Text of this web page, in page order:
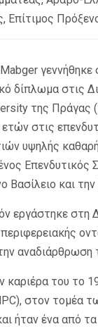
Επίτιμος
γεννήθηκε
δίπλωμα στις
της Πράγας
στις
υψηλής
Επενδυτικός
Βασίλειο και την
εργάστηκε στη
αναδιάρθρωση
καριέρα του το
στον τομέα
ήταν ένα από